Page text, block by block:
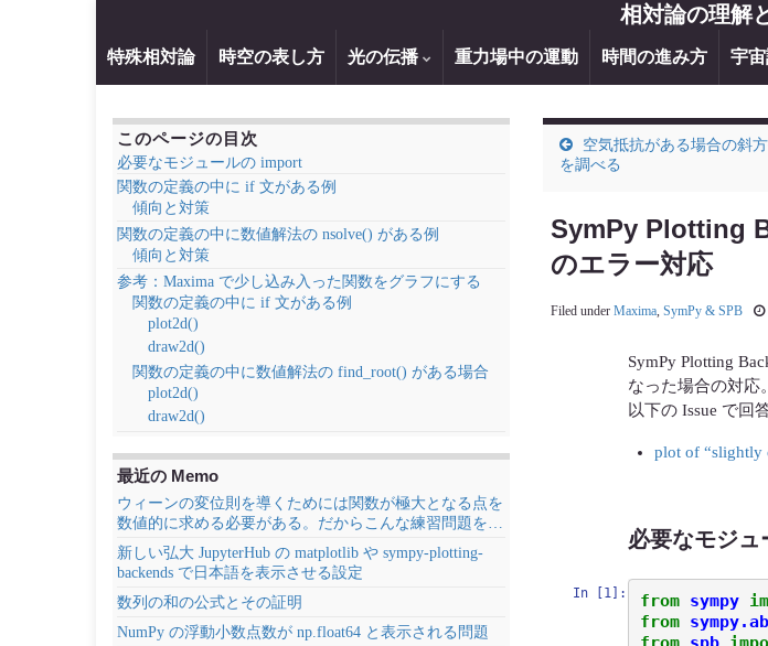
相対論の理解
特殊相対論 時空の表し方 光の伝播 重力場中の運動 時間の進み方 宇
空気抵抗がある場合の斜
を調べる
SymPy Plotting
のエラー対応
Filed underMaxima,SymPy & SPB
SymPy Plotting
なった場合の対応。
以下の Issue で回
plot of “slightly
必要なモジ
In [1]: from sympy
from
このページの目次
必要なモジュールの import
関数の定義の中に if 文がある例
傾向と対策
関数の定義の中に数値解法の nsolve() がある例
傾向と対策
参考：Maxima で少し込み入った関数をグラフにする
関数の定義の中に if 文がある例
plot2d()
draw2d()
関数の定義の中に数値解法の find_root() がある場合
plot2d()
draw2d()
最近の Memo
ウィーンの変位則を導くためには関数が極大となる点を
数値的に求める必要がある。だからこんな練習問題を…
新しい弘大 JupyterHub の matplotlib や sympy-plotting-
backends で日本語を表示させる設定
数列の和の公式とその証明
NumPy の浮動小数点数が np.float64 と表示される問題